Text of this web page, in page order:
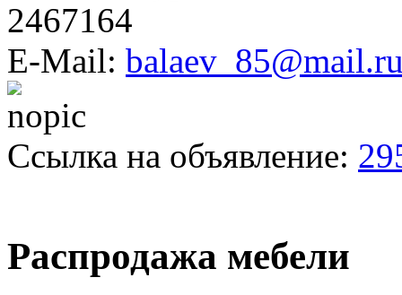
2467164
E-Mail:
Ссылка на объявление:
Распродажа мебели